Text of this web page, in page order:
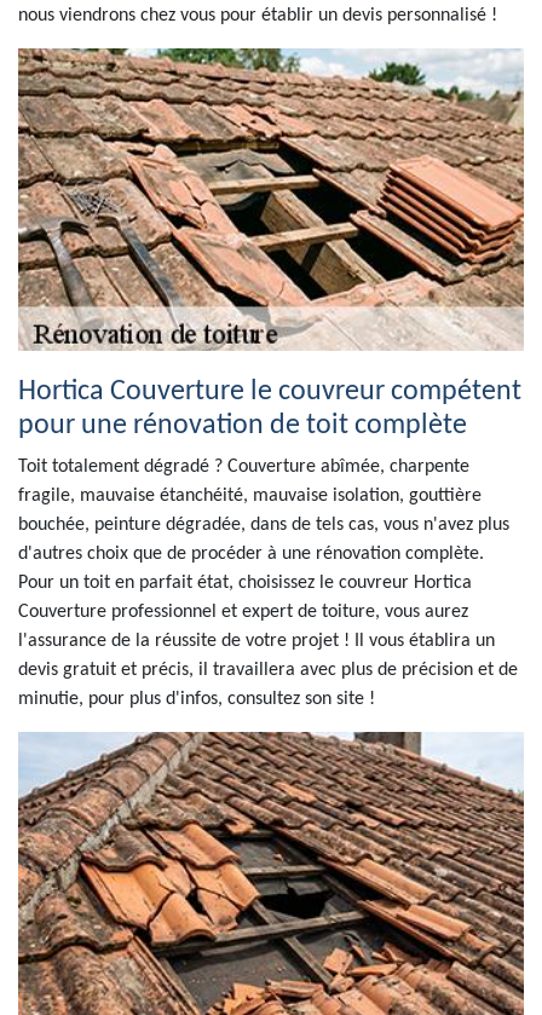
nous viendrons chez vous pour établir un devis personnalisé !
Hortica Couverture le couvreur compétent
pour une rénovation de toit complète
Toit totalement dégradé ? Couverture abîmée, charpente
fragile, mauvaise étanchéité, mauvaise isolation, gouttière
bouchée, peinture dégradée, dans de tels cas, vous n'avez plus
d'autres choix que de procéder à une rénovation complète.
Pour un toit en parfait état, choisissez le couvreur Hortica
Couverture professionnel et expert de toiture, vous aurez
l'assurance de la réussite de votre projet ! Il vous établira un
devis gratuit et précis, il travaillera avec plus de précision et de
minutie, pour plus d'infos, consultez son site !